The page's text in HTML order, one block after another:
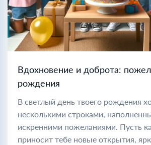
Вдохновение и доброта:
рождения
В светлый день твоего рождения
несколькими строками,
искренними пожеланиями. Пусть
приносит тебе новые открытия,